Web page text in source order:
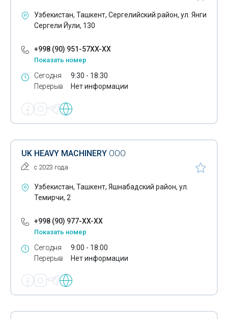
Воздушные фильтры
Масляные фильтры
Топливные фильтры
Автогрейдеры
Бульдозеры
Фронтальные погрузчики
Автомобильные диски
Автомобильные стекла
Вилочные погрузчики
Прокат автомобилей
Дорожные катки
Седельные тягачи
Узбекистан, Ташкент, Сергелийский район, ул. Янги
Сергели Йули, 130
+998 (90) 951-57XX-XX
Показать номер
Сегодня
Перерыв
9:30 - 18:30
Нет информации
UK HEAVY MACHINERY ООО
с 2023 года
Узбекистан, Ташкент, Яшнабадский район, ул.
Темирчи, 2
+998 (90) 977-XX-XX
Показать номер
Сегодня
Перерыв
9:00 - 18:00
Нет информации